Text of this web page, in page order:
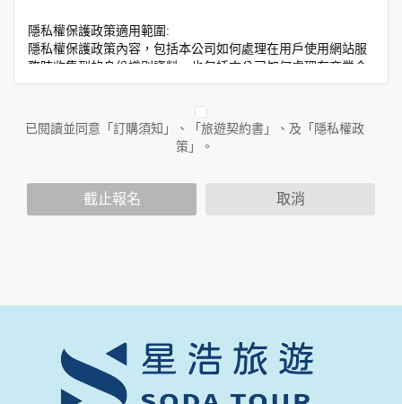
隱私權保護政策適用範圍:
隱私權保護政策內容，包括本公司如何處理在用戶使用網站服
務時收集到的身份識別資料，也包括本公司如何處理在商業合
作與本公司合作時分享的任何身份識別資料。隱私權保護政策
人員。例如您透過本公司旗下網站上的廣告廠商連結，這些置
放連結的廠商也可能蒐集您個人的資料。對於您主動提供的個
人資訊，這些廣告廠商或連結網站有其個別的隱私權保護政
您個人在本網站上的聊天室或討論區中任意公開個人資料的行
個人的資料，其範圍如下：
您所提供的姓名、電子郵件地址、聯絡方式及使用時間等。
於一般瀏覽時，伺服器會自行記錄相關行徑，包括您使用連線
設備的 IP 位址、使用時間、使用的瀏覽器、瀏覽及點選資料記
錄等，做為我們增進網站服務的參考依據，此記錄為內部應
已閱讀並同意「訂購須知」、「旅遊契約書」、及「隱私權政
策」。
截止報名 取消